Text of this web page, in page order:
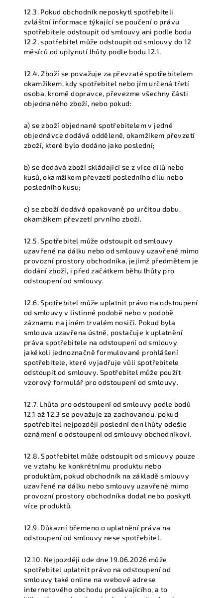
12.3. Pokud obchodník neposkytl spotřebiteli
zvláštní informace týkající se poučení o právu
spotřebitele odstoupit od smlouvy ani podle bodu
12.2, spotřebitel může odstoupit od smlouvy do 12
měsíců od uplynutí lhůty podle bodu 12.1.
12.4. Zboží se považuje za převzaté spotřebitelem
okamžikem, kdy spotřebitel nebo jím určená třetí
osoba, kromě dopravce, převezme všechny části
objednaného zboží, nebo pokud:
a) se zboží objednané spotřebitelem v jedné
objednávce dodává odděleně, okamžikem převzetí
zboží, které bylo dodáno jako poslední;
b) se dodává zboží skládající se z více dílů nebo
kusů, okamžikem převzetí posledního dílu nebo
posledního kusu;
c) se zboží dodává opakovaně po určitou dobu,
okamžikem převzetí prvního zboží.
12.5. Spotřebitel může odstoupit od smlouvy
uzavřené na dálku nebo od smlouvy uzavřené mimo
provozní prostory obchodníka, jejímž předmětem je
dodání zboží, i před začátkem běhu lhůty pro
odstoupení od smlouvy.
12.6. Spotřebitel může uplatnit právo na odstoupení
od smlouvy v listinné podobě nebo v podobě
záznamu na jiném trvalém nosiči. Pokud byla
smlouva uzavřena ústně, postačuje k uplatnění
práva spotřebitele na odstoupení od smlouvy
jakékoli jednoznačně formulované prohlášení
spotřebitele, které vyjadřuje vůli spotřebitele
odstoupit od smlouvy. Spotřebitel může použít
vzorový formulář pro odstoupení od smlouvy.
12.7. Lhůta pro odstoupení od smlouvy podle bodů
12.1 až 12.3 se považuje za zachovanou, pokud
spotřebitel nejpozději poslední den lhůty odešle
oznámení o odstoupení od smlouvy obchodníkovi.
12.8. Spotřebitel může odstoupit od smlouvy pouze
ve vztahu ke konkrétnímu produktu nebo
produktům, pokud obchodník na základě smlouvy
uzavřené na dálku nebo smlouvy uzavřené mimo
provozní prostory obchodníka dodal nebo poskytl
více produktů.
12.9. Důkazní břemeno o uplatnění práva na
odstoupení od smlouvy nese spotřebitel.
12.10. Nejpozději ode dne 19.06.2026 může
spotřebitel uplatnit právo na odstoupení od
smlouvy také online na webové adrese
internetového obchodu prodávajícího, a to